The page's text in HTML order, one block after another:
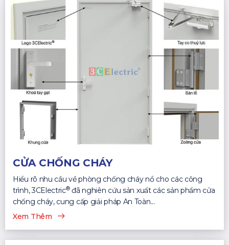
CỬA CHỐNG CHÁY
Hiểu rõ nhu cầu về phòng chống cháy nổ cho các công
trình, 3CElectric®đã nghiên cứu sản xuất các sản phẩm cửa
chống cháy, cung cấp giải pháp An Toàn...
Xem Thêm